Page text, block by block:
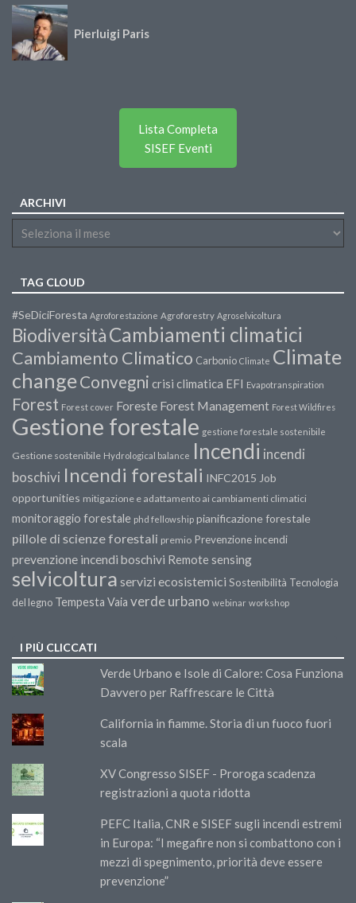
Pierluigi Paris
Lista Completa
SISEF Eventi
ARCHIVI
TAG CLOUD
#SeDiciForesta Agroforestazione Agroforestry Agroselvicoltura
BiodiversitàCambiamenti climatici
Cambiamento Climatico Carbonio Climate Climate
changeConvegni crisi climatica EFI Evapotranspiration
Forest Forest cover Foreste Forest Management Forest Wildfires
Gestione forestale gestione forestale sostenibile
Gestione sostenibile Hydrological balance Incendi incendi
boschivi Incendi forestali INFC2015 Job
opportunities mitigazione e adattamento ai cambiamenti climatici
monitoraggio forestale phd fellowship pianificazione forestale
pillole di scienze forestali premio Prevenzione incendi
prevenzione incendi boschivi Remote sensing
selvicoltura servizi ecosistemici Sostenibilità Tecnologia
del legno Tempesta Vaia verde urbano webinar workshop
I PIÙ CLICCATI
Verde Urbano e Isole di Calore: Cosa Funziona
Davvero per Raffrescare le Città
California in fiamme. Storia di un fuoco fuori
scala
XV Congresso SISEF - Proroga scadenza
registrazioni a quota ridotta
PEFC Italia, CNR e SISEF sugli incendi estremi
in Europa: “I megafire non si combattono con i
mezzi di spegnimento, priorità deve essere
prevenzione”